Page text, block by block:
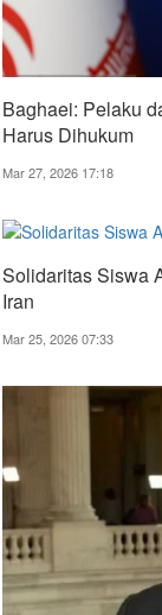
Baghaei: Pelaku
Harus Dihukum
Mar 27, 2026 17:18
Solidaritas Siswa
Iran
Mar 25, 2026 07:33